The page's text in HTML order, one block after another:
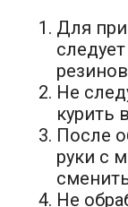
Для
Не
курить
После
руки с
Не